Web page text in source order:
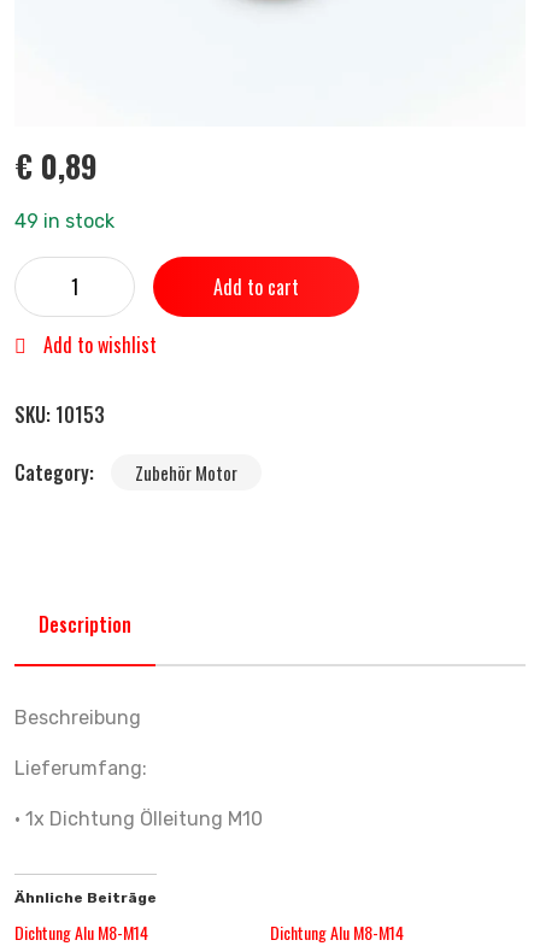
€ 0,89
49 in stock
Add to cart
Add to wishlist
SKU: 10153
Category:
Zubehör Motor
Description
Beschreibung
Lieferumfang:
• 1x Dichtung Ölleitung M10
Ähnliche Beiträge
Dichtung Alu M8-M14 Dichtung Alu M8-M14